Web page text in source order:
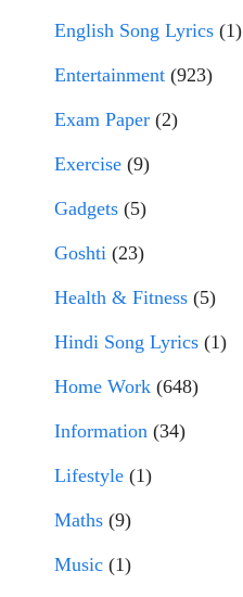
English Song Lyrics (1)
Entertainment (923)
Exam Paper (2)
Exercise (9)
Gadgets (5)
Goshti (23)
Health & Fitness (5)
Hindi Song Lyrics (1)
Home Work (648)
Information (34)
Lifestyle (1)
Maths (9)
Music (1)